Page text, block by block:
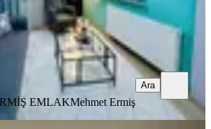
Ermiş
EMLAKMehmet Ermiş
Ara